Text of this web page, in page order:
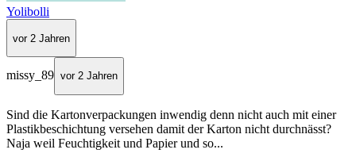
Yolibolli
vor 2 Jahren
missy_89 vor 2 Jahren
Sind die Kartonverpackungen inwendig denn nicht auch mit einer
Plastikbeschichtung versehen damit der Karton nicht durchnässt?
Naja weil Feuchtigkeit und Papier und so...